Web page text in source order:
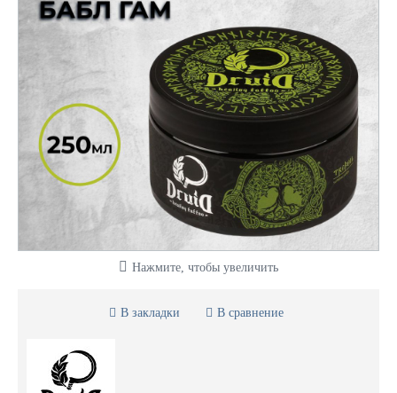
Нажмите, чтобы увеличить
В закладки В сравнение